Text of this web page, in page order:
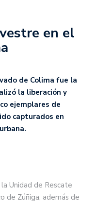
en el
de Colima fue la
la liberación y
ejemplares de
capturados en
Unidad de Rescate
de Zúñiga, además de